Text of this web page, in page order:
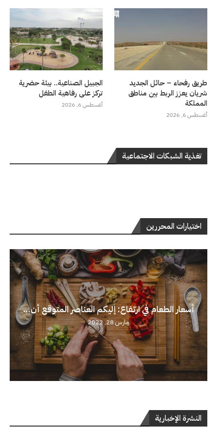
طريق رفحاء – حائل الجديد
شريان يعزز الربط بين مناطق
المملكة
أغسطس 6, 2026
الجبيل الصناعية.. بيئة حضرية
تركز على رفاهية الطفل
أغسطس 6, 2026
تغذية الشبكات الاجتماعية
اختيارات المحررين
أسعار الطعام في ارتفاع: إليكم العناصر المتوقع أن...
مارس 28, 2022
النشرة الإخبارية